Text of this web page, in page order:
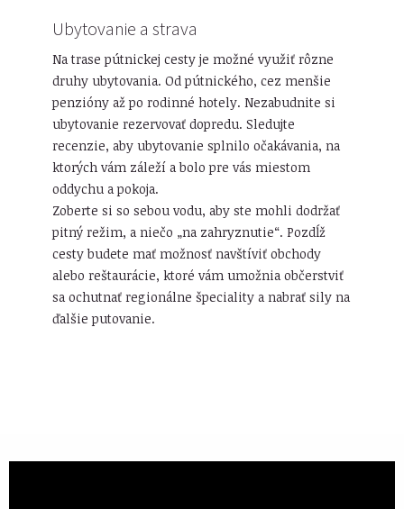
Ubytovanie a strava
Na trase pútnickej cesty je možné využiť rôzne
druhy ubytovania. Od pútnického, cez menšie
penzióny až po rodinné hotely. Nezabudnite si
ubytovanie rezervovať dopredu. Sledujte
recenzie, aby ubytovanie splnilo očakávania, na
ktorých vám záleží a bolo pre vás miestom
oddychu a pokoja.
Zoberte si so sebou vodu, aby ste mohli dodržať
pitný režim, a niečo „na zahryznutie“. Pozdĺž
cesty budete mať možnosť navštíviť obchody
alebo reštaurácie, ktoré vám umožnia občerstviť
sa ochutnať regionálne špeciality a nabrať sily na
ďalšie putovanie.